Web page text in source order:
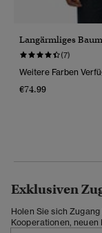
Langärmliges
(7)
Weitere Farben
€74.99
Exklusiven
Holen Sie sich
Kooperationen, neuen